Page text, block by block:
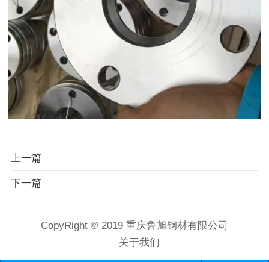
上一篇
下一篇
CopyRight © 2019 重庆鲁旭钢材有限公司
关于我们